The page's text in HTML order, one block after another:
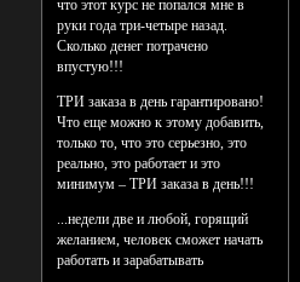
что этот курс не попался мне в
руки года три-четыре назад.
Сколько денег потрачено
впустую!!!
ТРИ заказа в день гарантировано!
Что еще можно к этому добавить,
только то, что это серьезно, это
реально, это работает и это
минимум – ТРИ заказа в день!!!
...недели две и любой, горящий
желанием, человек сможет начать
работать и зарабатывать